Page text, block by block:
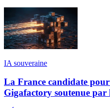
IA souveraine
La France candidate
Gigafactory soutenue